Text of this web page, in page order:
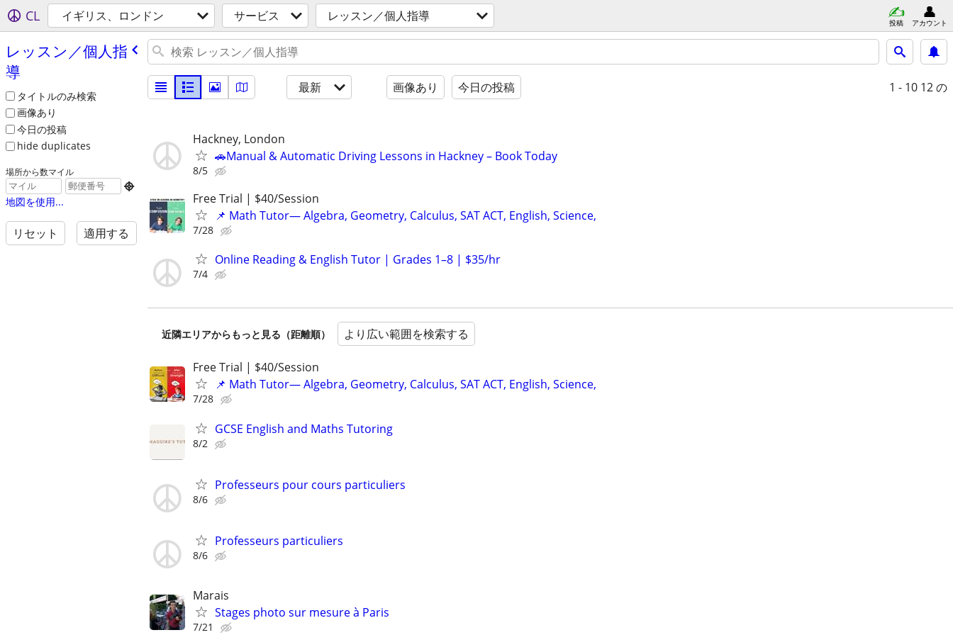
CL イギリス、ロンドン サービス レッスン／個人指導 投稿 アカウント
レッスン／個人指
導
タイトルのみ検索
画像あり
今日の投稿
hide duplicates
場所から数マイル

地図を使用...
リセット 適用する
最新 画像あり 今日の投稿 1 - 10 12 の
Hackney, London
🚗Manual & Automatic Driving Lessons in Hackney – Book Today
8/5
Free Trial | $40/Session
📌 Math Tutor— Algebra, Geometry, Calculus, SAT ACT, English, Science,
7/28
Online Reading & English Tutor | Grades 1–8 | $35/hr
7/4
近隣エリアからもっと見る（距離順） より広い範囲を検索する
Free Trial | $40/Session
📌 Math Tutor— Algebra, Geometry, Calculus, SAT ACT, English, Science,
7/28
GCSE English and Maths Tutoring
8/2
Professeurs pour cours particuliers
8/6
Professeurs particuliers
8/6
Marais
Stages photo sur mesure à Paris
7/21